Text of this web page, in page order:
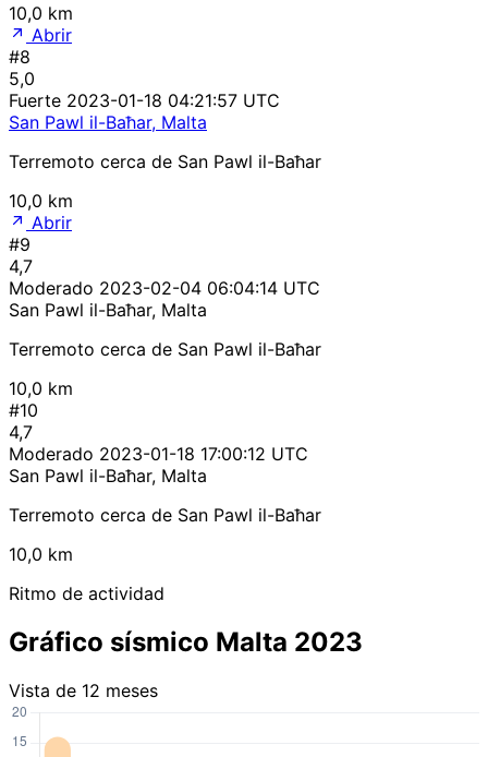
10,0 km
Abrir
#8
5,0
Fuerte 2023-01-18 04:21:57 UTC
San Pawl il-Baħar, Malta
Terremoto cerca de San Pawl il-Baħar
10,0 km
Abrir
#9
4,7
Moderado 2023-02-04 06:04:14 UTC
San Pawl il-Baħar, Malta
Terremoto cerca de San Pawl il-Baħar
10,0 km
#10
4,7
Moderado 2023-01-18 17:00:12 UTC
San Pawl il-Baħar, Malta
Terremoto cerca de San Pawl il-Baħar
10,0 km
Ritmo de actividad
Gráfico sísmico Malta 2023
Vista de 12 meses